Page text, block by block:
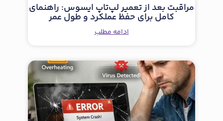
مراقبت بعد از تعمیر لپ‌تاپ ایسوس: راهنمای
کامل برای حفظ عملکرد و طول عمر
ادامه مطلب